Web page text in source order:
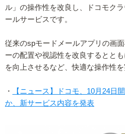
ル」の操作性を改良し、ドコモク
ールサービスです。
従来のspモードメールアプリの画
ーの配置や視認性を改良するとと
を向上させるなど、快適な操作性を
・
【ニュース】ドコモ、10月24日
か、新サービス内容を発表